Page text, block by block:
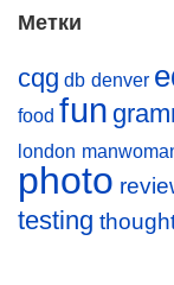
Метки
cqg db denver
food fun
london
photo
testing